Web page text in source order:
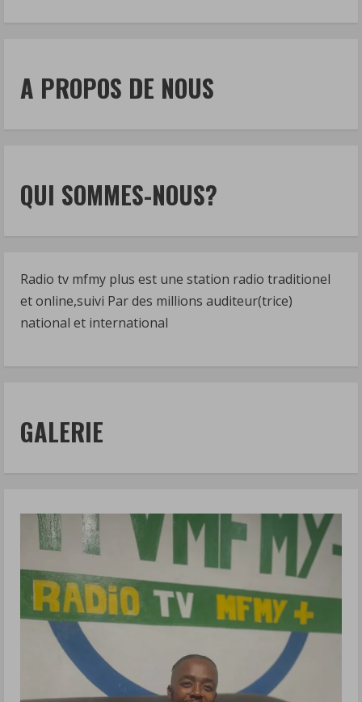
A PROPOS DE NOUS
QUI SOMMES-NOUS?
Radio tv mfmy plus est une station radio traditionel
et online,suivi Par des millions auditeur(trice)
national et international
GALERIE